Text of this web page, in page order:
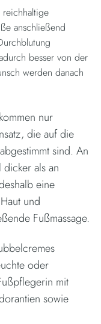
anschließend
besser von der
werden danach
nur
die auf die
sind. An
als an
eine
und
Fußmassage.
oder
mit
sowie